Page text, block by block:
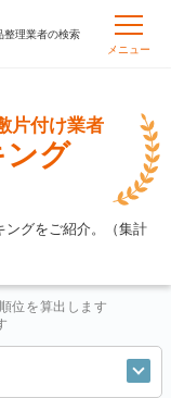
整理業者の検索
メニュー
片付け業者
グ
ングをご紹介。（集計
位を算出します